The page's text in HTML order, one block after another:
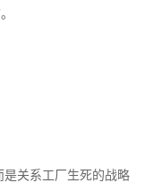
是关系工厂生死的战略